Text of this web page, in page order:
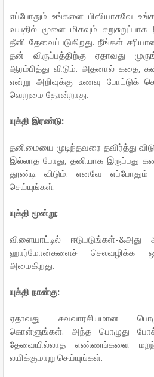
எப்போதும் உங்களை பிஸியாகவே
வயதில் மூளை மிகவும்
தீனி தேவைப்படுகிறது. நீங்கள்
தன் விருப்பத்திற்கு ஏதாவது
ஆரம்பித்து விடும். அதனால் கதை,
என்று அறிவுக்கு உணவு போட்டுக்
வெறுமை தோன்றாது.
யுக்தி இரண்டு:
தனிமையை முடிந்தவரை தவிர்த்து
இல்லாத போது, தனியாக இருப்பது
தூண்டி விடும். எனவே எப்போதும்
செய்யுங்கள்.
யுக்தி மூன்று;
விளையாட்டில் ஈடுபடுங்கள்-&அது
ஹார்மோன்களைச் செலவழிக்க
அமைகிறது.
யுக்தி நான்கு:
ஏதாவது சுவவாரசியமான
கொள்ளுங்கள். அந்த பொழுது
தேவையில்லாத எண்ணங்களை
லயிக்குமாறு செய்யுங்கள்.